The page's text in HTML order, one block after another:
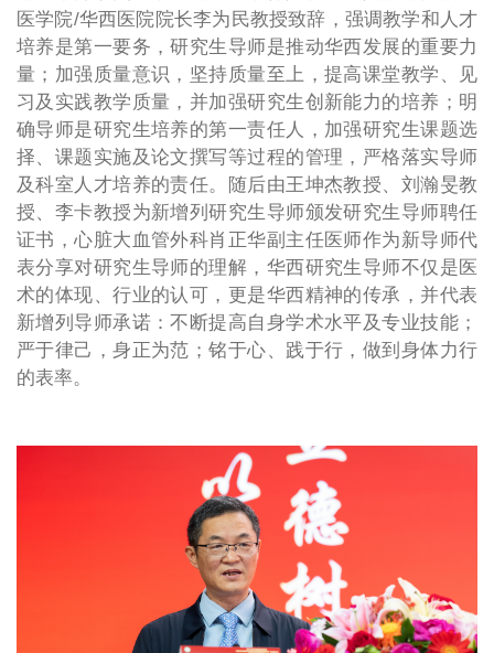
医学院/华西医院院长李为民教授致辞，强调教学和人才
培养是第一要务，研究生导师是推动华西发展的重要力
量；加强质量意识，坚持质量至上，提高课堂教学、见
习及实践教学质量，并加强研究生创新能力的培养；明
确导师是研究生培养的第一责任人，加强研究生课题选
择、课题实施及论文撰写等过程的管理，严格落实导师
及科室人才培养的责任。随后由王坤杰教授、刘瀚旻教
授、李卡教授为新增列研究生导师颁发研究生导师聘任
证书，心脏大血管外科肖正华副主任医师作为新导师代
表分享对研究生导师的理解，华西研究生导师不仅是医
术的体现、行业的认可，更是华西精神的传承，并代表
新增列导师承诺：不断提高自身学术水平及专业技能；
严于律己，身正为范；铭于心、践于行，做到身体力行
的表率。